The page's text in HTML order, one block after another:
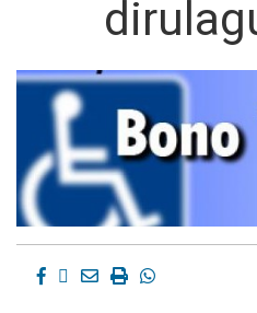
Facebook
Twitter
EmailImprimirWhatsapp